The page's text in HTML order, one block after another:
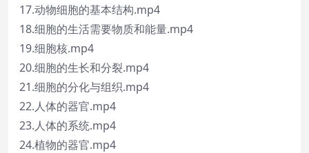
17.动物细胞的基本结构.mp4
18.细胞的生活需要物质和能量.mp4
19.细胞核.mp4
20.细胞的生长和分裂.mp4
21.细胞的分化与组织.mp4
22.人体的器官.mp4
23.人体的系统.mp4
24.植物的器官.mp4